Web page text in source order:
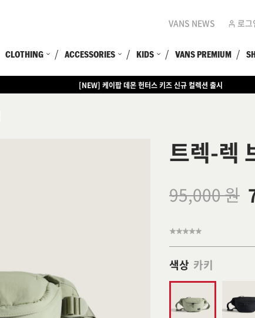
VANS NEWS 로그
CLOTHING ACCESSORIES KIDS VANS PREMIUM
[NEW] 케이팝 데몬 헌터스 키즈 신규 컬렉션 출시
[EVENT] 15만원 이상 구매 시 쿨러백 증정
트렉-렉
95,000 원
색상 카키